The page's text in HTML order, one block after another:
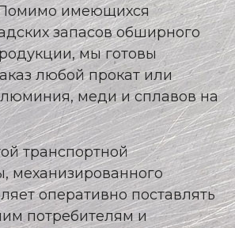
Помимо имеющихся
запасов обширного
мы готовы
любой прокат или
меди и сплавов на
транспортной
механизированного
оперативно поставлять
потребителям и